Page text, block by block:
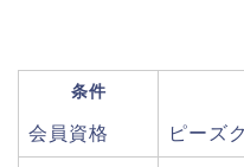
条件
会員資格 ピーズ